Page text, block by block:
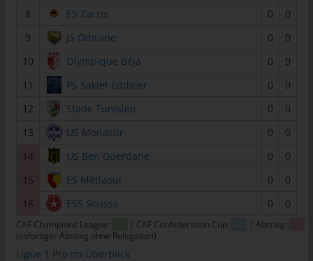
8
ES Zarzis 0
0
9
JS Omrane 0
0
10
Olympique Béjà 0
0
11
PS Sakiet Eddaïer 0
0
12
Stade Tunisien 0
0
13
US Monastir 0
0
14
US Ben Guerdane 0
0
15
ES Métlaoui 0
0
16
ESS Sousse 0 0
CAF Champions League: | CAF Confederation Cup:
| Abstieg::
(sofortiger Abstieg ohne Relegation)
Ligue 1 Pro im Überblick
tunesienfussball.de
Uwe Wassenberg
Rue 2 Mars
4022 Akouda - Tunesien
Telefon: +216 216 16 616
Cookies
Die Internetseiten verwenden Cookies. Cookies sind
Textdateien, welche über einen Internetbrowser auf einem
Computersystem abgelegt und gespeichert werden.
Zahlreiche Internetseiten und Server verwenden Cookies. Viele
Cookies enthalten eine sogenannte Cookie-ID. Eine Cookie-ID